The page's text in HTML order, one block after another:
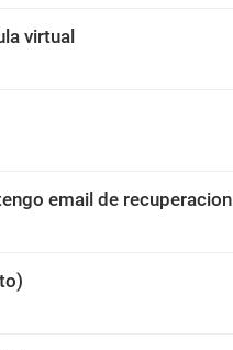
virtual
email de recuperacion